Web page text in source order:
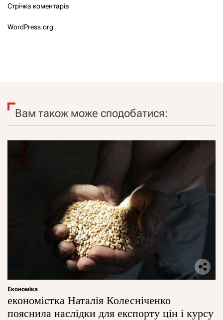
Стрічка коментарів
WordPress.org
Вам також може сподобатися:
Економіка
економістка Наталія Колесніченко
пояснила наслідки для експорту цін і курсу